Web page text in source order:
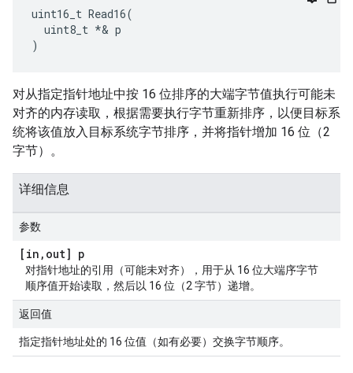
uint16_t Read16(
  uint8_t *& p
)
对从指定指针地址中按 16 位排序的大端字节值执行可能未
对齐的内存读取，根据需要执行字节重新排序，以便目标系
统将该值放入目标系统字节排序，并将指针增加 16 位（2
字节）。
详细信息
参数
[in , out] p
对指针地址的引用（可能未对齐），用于从 16 位大端序字节
顺序值开始读取，然后以 16 位（2 字节）递增。
返回值
指定指针地址处的 16 位值（如有必要）交换字节顺序。